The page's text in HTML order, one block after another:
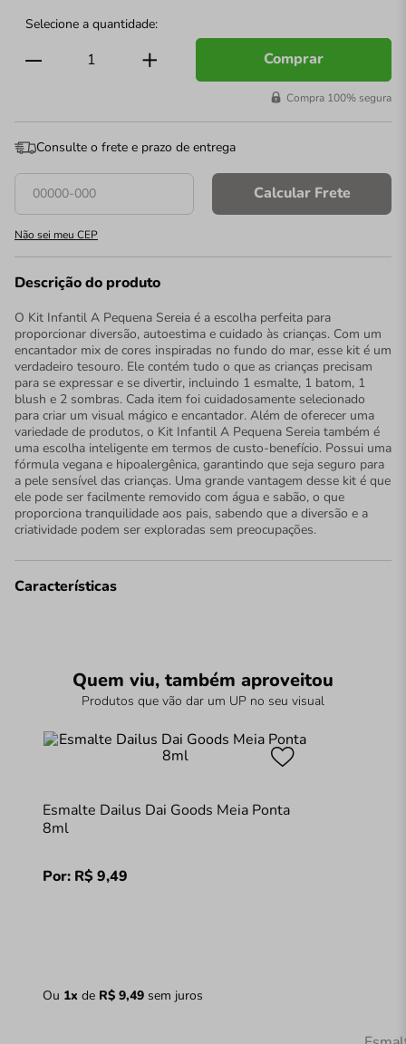
Comprar
Compra 100% segura
Consulte o frete e prazo de entrega
Calcular Frete
Não sei meu CEP
Descrição do produto
O Kit Infantil A Pequena Sereia é a escolha perfeita para
proporcionar diversão, autoestima e cuidado às crianças. Com um
encantador mix de cores inspiradas no fundo do mar, esse kit é um
verdadeiro tesouro. Ele contém tudo o que as crianças precisam
para se expressar e se divertir, incluindo 1 esmalte, 1 batom, 1
blush e 2 sombras. Cada item foi cuidadosamente selecionado
para criar um visual mágico e encantador. Além de oferecer uma
variedade de produtos, o Kit Infantil A Pequena Sereia também é
uma escolha inteligente em termos de custo-benefício. Possui uma
fórmula vegana e hipoalergênica, garantindo que seja seguro para
a pele sensível das crianças. Uma grande vantagem desse kit é que
ele pode ser facilmente removido com água e sabão, o que
proporciona tranquilidade aos pais, sabendo que a diversão e a
criatividade podem ser exploradas sem preocupações.
Características
Quem viu, também aproveitou
Produtos que vão dar um UP no seu visual
Esmalte Dailus Dai Goods Meia Ponta
8ml
Por: R$9,49
Ou 1x de R$ 9,49sem juros